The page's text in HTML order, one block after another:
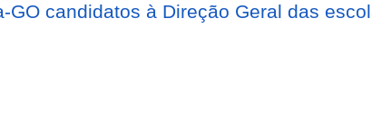
candidatos à Direção Geral das